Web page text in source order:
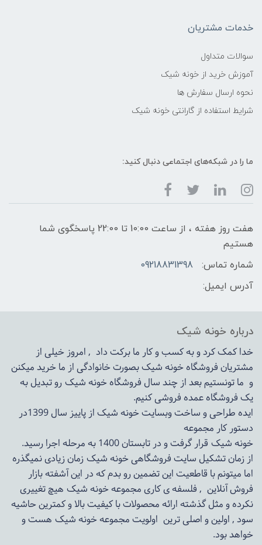
خدمات مشتریان
سوالات متداول
آموزش خرید از خونه شیک
نحوه ارسال سفارش ها
شرایط استفاده از گارانتی خونه شیک
ما را در شبکه‌های اجتماعی دنبال کنید:
هفت روز هفته ، از ساعت 10:00 تا 22:00 پاسخگوی شما
هستیم
شماره تماس:
09218831398
آدرس ایمیل:
درباره خونه شیک
خدا کمک کرد و به کسب و کار ما برکت داد , امروز خیلی از
مشتریان فروشگاه خونه شیک بصورت خانوادگی از ما خرید میکنن
و ما تونستیم بعد از چند سال فروشگاهخونه شیکرو تبدیل به
یک فروشگاه عمده فروشی کنیم.
ایده طراحی و ساخت وبسایت خونه شیک از پاییز سال 1399در
دستور کار مجموعه
خونه شیک قرار گرفت و در تابستان 1400 به مرحله اجرا رسید.
از زمان تشکیل سایت فروشگاهیخونه شیکزمان زیادی نمیگذره
اما میتونم با قاطعیت این تضمین رو بدم که در این آشفته بازار
فروش آنلاین , فلسفه ی کاری مجموعهخونه شیک هیچ تغییری
نکرده و مثل گذشته ارائه محصولات با کیفیت بالا و کمترین حاشیه
سود , اولین و اصلی ترین اولویت مجموعهخونه شیک هست و
خواهد بود.